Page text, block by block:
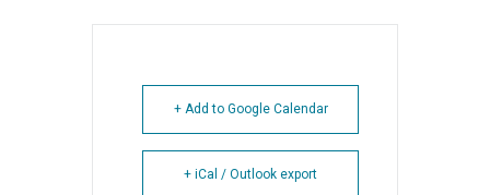
+ Add to Google Calendar
+ iCal / Outlook export